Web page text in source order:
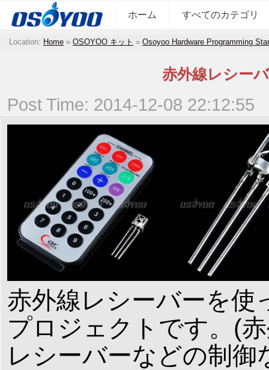
ホーム すべてのカテゴリ
Location: Home » OSOYOO キット » Osoyoo Hardware Programming
赤外線レシー
Post Time: 2014-12-08 22:12:55
赤外線レシーバーを使
プロジェクトです。(
レシーバーなどの制